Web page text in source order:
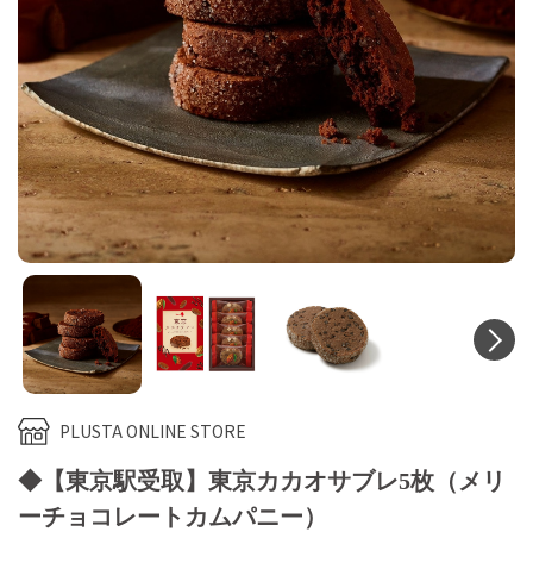
PLUSTA ONLINE STORE
◆【東京駅受取】東京カカオサブレ5枚（メリ
ーチョコレートカムパニー）